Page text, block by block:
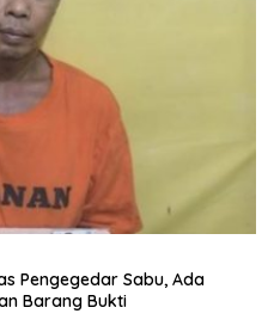
Pengegedar Sabu, Ada
Barang Bukti